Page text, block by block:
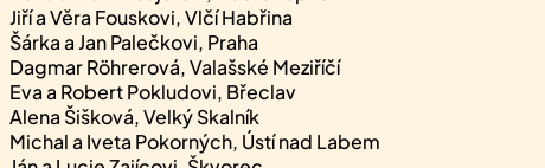
Jiří a Věra Fouskovi, Vlčí Habřina
Šárka a Jan Palečkovi, Praha
Dagmar Röhrerová, Valašské Meziříčí
Eva a Robert Pokludovi, Břeclav
Alena Šišková, Velký Skalník
Michal a Iveta Pokorných, Ústí nad Labem